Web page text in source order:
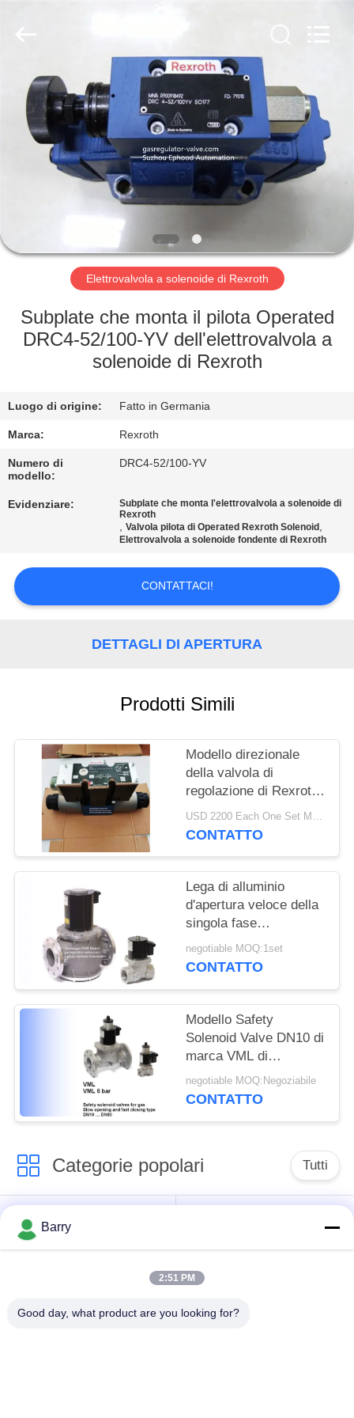
CASA.
PRODOTTI
VISITA
FABBRICA
CONTROLLO
QUALITÀ
CONTATTACI
NOTIZIE
CHIEDI UN
PREVENTIVO
INFORMATIVA
SULLA
PRIVACY
Equipment
Reserved.
Elettrovalvola a solenoide di Rexroth
Subplate che monta il pilota Operated
DRC4-52/100-YV dell'elettrovalvola a
solenoide di Rexroth
Luogo di origine: Fatto in Germania
Marca: Rexroth
Numero di
modello:
DRC4-52/100-YV
Evidenziare:
Subplate che monta l'elettrovalvola a solenoide di
Rexroth
,Valvola pilota di Operated Rexroth Solenoid ,
Elettrovalvola a solenoide fondente di Rexroth
CONTATTACI!
DETTAGLI DI APERTURA
Prodotti Simili
Modello direzionale
della valvola di
regolazione di Rexroth
dell'elettrovalvola a
solenoide di Rexroth
USD 2200 Each One Set MOQ:2sets
CONTATTO
Lega di alluminio
d'apertura veloce della
singola fase
dell'elettrovalvola a
solenoide di Rexroth di
Elektrogas
negotiable MOQ:1set
CONTATTO
Modello Safety
Solenoid Valve DN10 di
marca VML di
Elektrogas alla
dimensione DN80
negotiable MOQ:Negoziabile
CONTATTO
Categorie popolari Tutti
Regolatore di
pressione del gas
differenziale
DSC
Barry
2:51 PM
Good day, what product are you looking for?